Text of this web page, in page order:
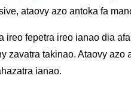
ataovy azo antoka fa
ireo fepetra ireo ianao dia
zavatra takinao. Ataovy
ianao.